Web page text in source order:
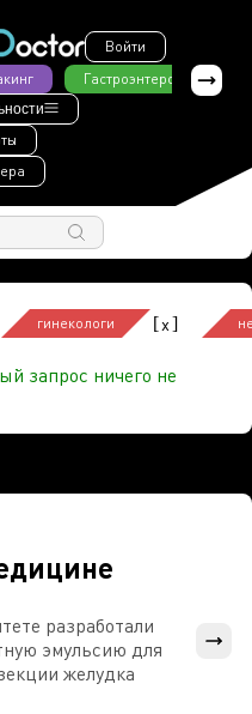
Войти
Гастроэнтерология
гинекологи [x]
запрос ничего не
разработали
эмульсию для
желудка